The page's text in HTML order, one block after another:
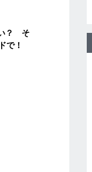
い？ そ
で！